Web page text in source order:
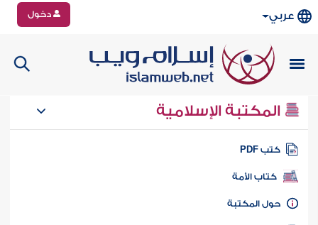
عربي دخول
المكتبة الإسلامية
كتب PDF
كتاب الأمة